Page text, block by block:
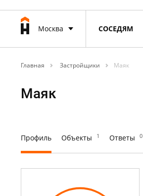
Москва СОСЕДЯМ
Главная Застройщики Маяк
Маяк
Профиль Объекты 1 Ответы 0